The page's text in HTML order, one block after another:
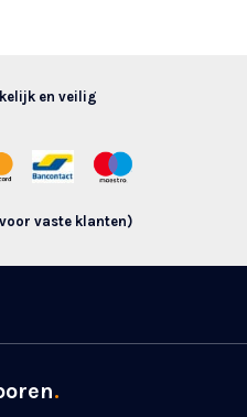
en veilig
vaste klanten)
.